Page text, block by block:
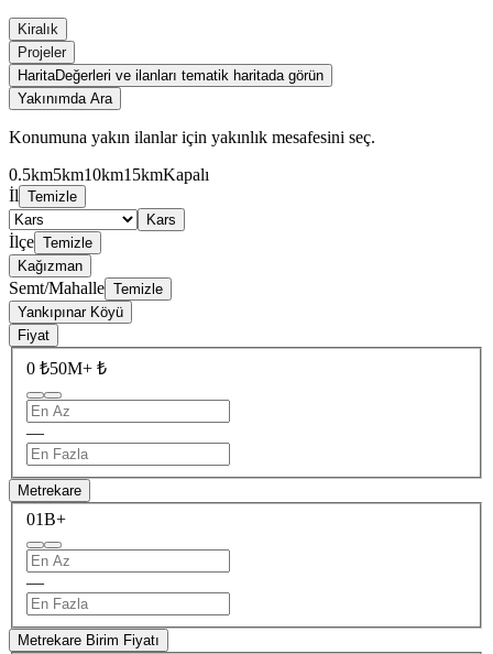
Kiralık
Projeler
HaritaDeğerleri ve ilanları tematik haritada görün
Yakınımda Ara
Konumuna yakın ilanlar için yakınlık mesafesini seç.
0.5km5km10km15kmKapalı
İl Temizle
Kars
İlçe Temizle
Kağızman
Semt/Mahalle Temizle
Yankıpınar Köyü
Fiyat
0 ₺50M+ ₺
—
Metrekare
01B+
—
Metrekare Birim Fiyatı